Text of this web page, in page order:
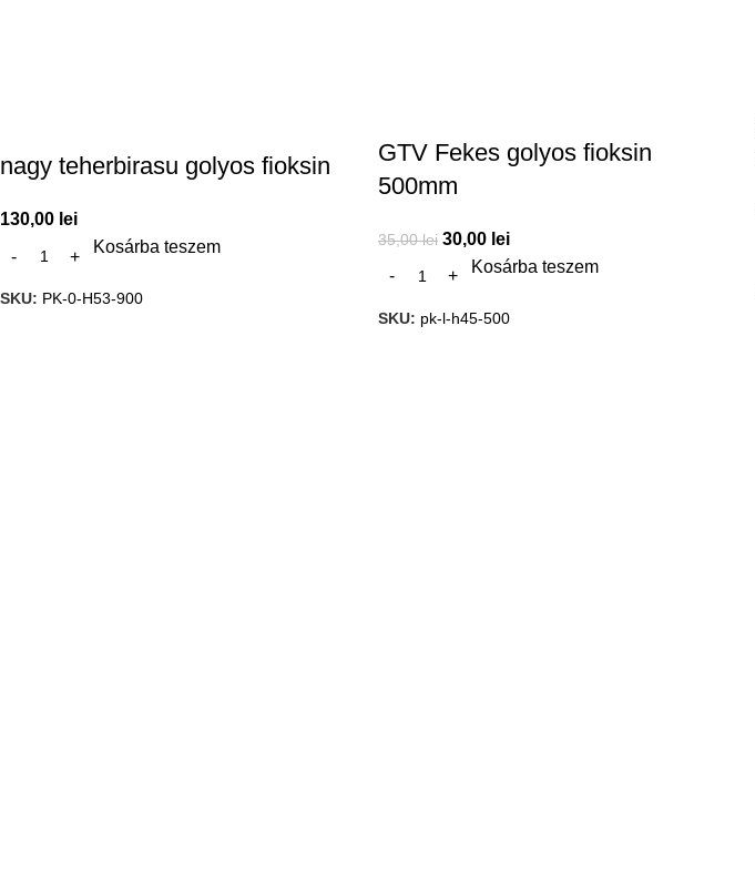
nagy teherbirasu golyos fioksin
130,00 lei
Kosárba teszem
SKU: PK-0-H53-900
GTV Fekes golyos fioksin
500mm
35,00lei 30,00 lei
Kosárba teszem
SKU: pk-l-h45-500